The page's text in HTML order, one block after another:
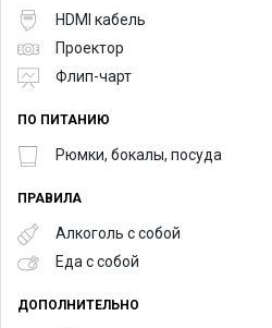
HDMI кабель
Проектор
Флип-чарт
ПО ПИТАНИЮ
Рюмки, бокалы, посуда
ПРАВИЛА
Алкоголь с собой
Еда с собой
ДОПОЛНИТЕЛЬНО